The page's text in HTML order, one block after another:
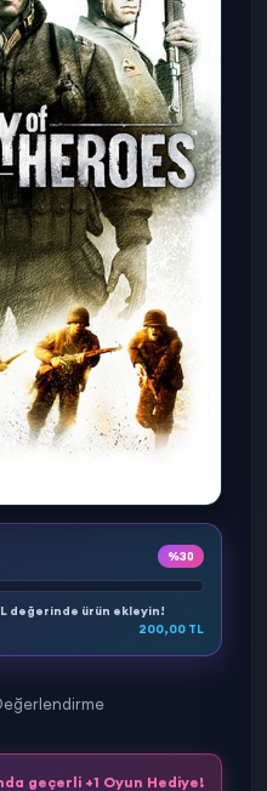
%30
değerinde ürün ekleyin!
200,00 TL
geçerli +1 Oyun Hediye!